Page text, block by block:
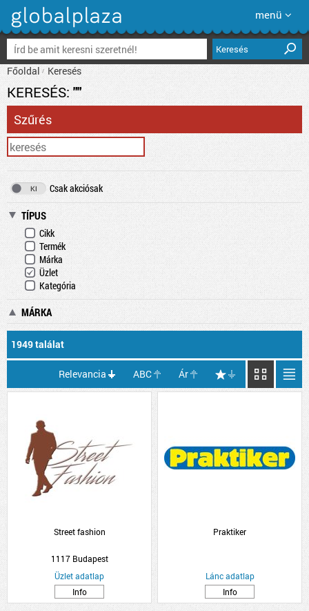
menü
Keresés
Főoldal Keresés
KERESÉS: ""
Szűrés
Csak akciósak
TÍPUS
Cikk
Termék
Márka
Üzlet
Kategória
MÁRKA
1949 találat
Relevancia ABC Ár
Street fashion
1117 Budapest
Üzlet adatlap
Info
Praktiker
Lánc adatlap
Info